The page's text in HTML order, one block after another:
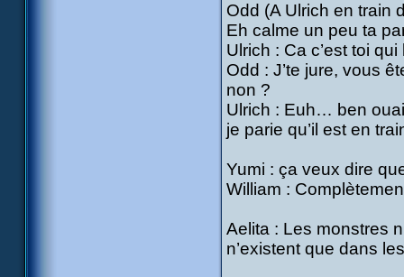
Odd (A Ulrich en train
Eh calme un peu ta
Ulrich : Ca c’est toi
Odd : J’te jure, vous
non ?
Ulrich : Euh… ben
je parie qu’il est en
Yumi : ça veux dire
William :
Aelita : Les monstres
n’existent que dans